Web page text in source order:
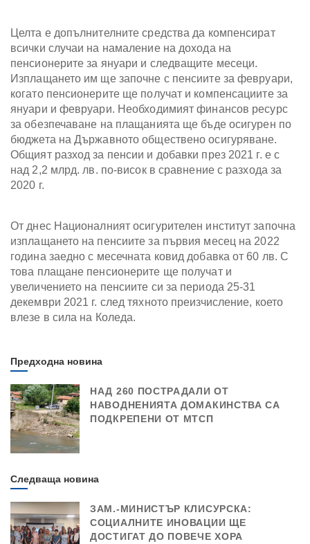
Целта е допълнителните средства да компенсират
всички случаи на намаление на дохода на
пенсионерите за януари и следващите месеци.
Изплащането им ще започне с пенсиите за февруари,
когато пенсионерите ще получат и компенсациите за
януари и февруари. Необходимият финансов ресурс
за обезпечаване на плащанията ще бъде осигурен по
бюджета на Държавното обществено осигуряване.
Общият разход за пенсии и добавки през 2021 г. е с
над 2,2 млрд. лв. по-висок в сравнение с разхода за
2020 г.
От днес Националният осигурителен институт започна
изплащането на пенсиите за първия месец на 2022
година заедно с месечната ковид добавка от 60 лв. С
това плащане пенсионерите ще получат и
увеличението на пенсиите си за периода 25-31
декември 2021 г. след тяхното преизчисление, което
влезе в сила на Коледа.
Предходна новина
НАД 260 ПОСТРАДАЛИ ОТ
НАВОДНЕНИЯТА ДОМАКИНСТВА СА
ПОДКРЕПЕНИ ОТ МТСП
Следваща новина
ЗАМ.-МИНИСТЪР КЛИСУРСКА:
СОЦИАЛНИТЕ ИНОВАЦИИ ЩЕ
ДОСТИГАТ ДО ПОВЕЧЕ ХОРА